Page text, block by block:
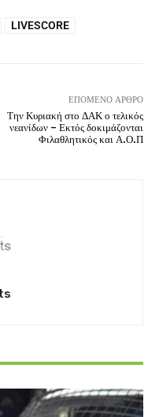
LIVESCORE
ΕΠΌΜΕΝΟ ΆΡΘΡΟ
Την Κυριακή στο ΔΑΚ ο τελικός
νεανίδων – Εκτός δοκιμάζονται
Φιλαθλητικός και Α.Ο.Π